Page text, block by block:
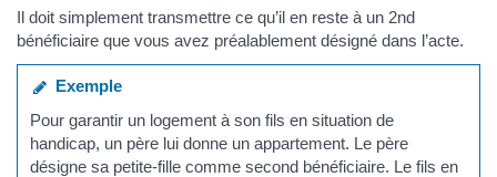
Il doit simplement transmettre ce qu’il en reste à un 2nd
bénéficiaire que vous avez préalablement désigné dans l’acte.
Exemple
Pour garantir un logement à son fils en situation de
handicap, un père lui donne un appartement. Le père
désigne sa petite-fille comme second bénéficiaire. Le fils en